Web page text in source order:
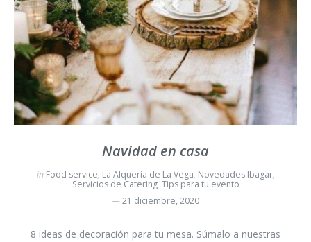
Navidad en casa
in Food service, La Alquería de La Vega, Novedades Ibagar,
Servicios de Catering, Tips para tu evento
21 diciembre, 2020
8 ideas de decoración para tu mesa. Súmalo a nuestras